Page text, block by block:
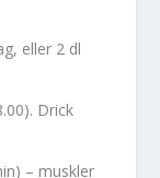
eller 2 dl
Drick
– muskler